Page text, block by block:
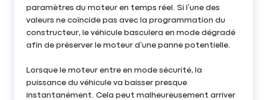
paramètres du moteur en temps réel. Si l’une des
valeurs ne coïncide pas avec la programmation du
constructeur, le véhicule basculera en mode dégradé
afin de préserver le moteur d’une panne potentielle.
Lorsque le moteur entre en mode sécurité, la
puissance du véhicule va baisser presque
instantanément. Cela peut malheureusement arriver